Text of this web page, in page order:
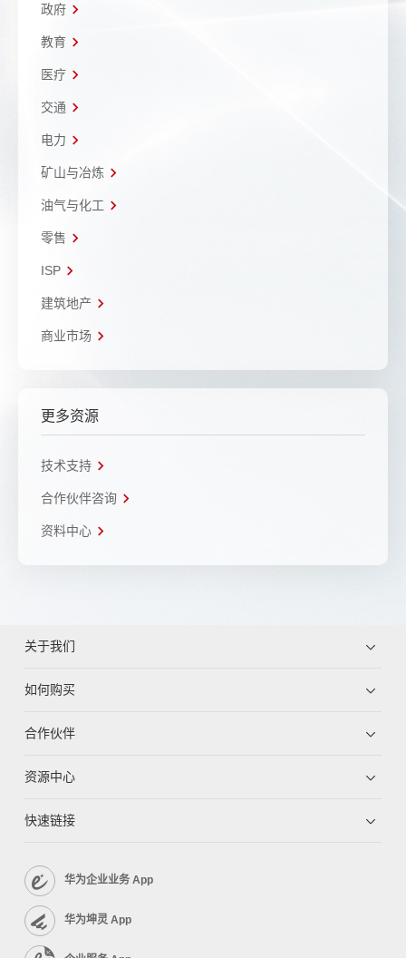
政府
教育
医疗
交通
电力
矿山与冶炼
油气与化工
零售
ISP
建筑地产
商业市场
更多资源
技术支持
合作伙伴咨询
资料中心
关于我们
如何购买
合作伙伴
资源中心
快速链接
华为企业业务 App
华为坤灵 App